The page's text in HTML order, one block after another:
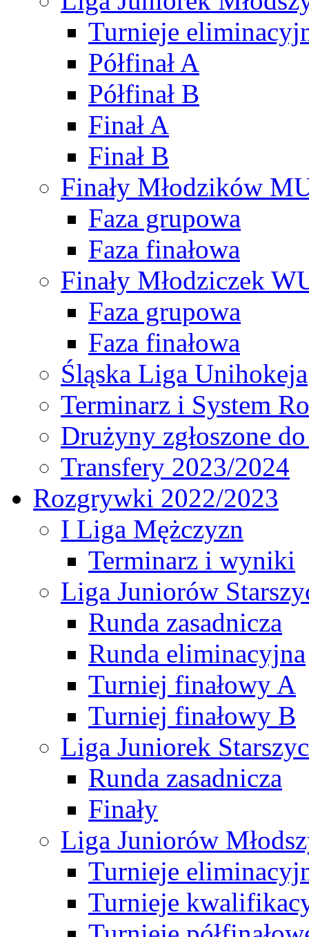
Turnieje
Półfinał A
Półfinał B
Finał A
Finał B
Finały Młodzików
Faza grupowa
Faza finałowa
Finały Młodziczek
Faza grupowa
Faza finałowa
Śląska Liga Unihokeja
Terminarz i System
Drużyny zgłoszone
Transfery 2023/2024
Rozgrywki 2022/2023
I Liga Mężczyzn
Terminarz i wyniki
Liga Juniorów
Runda zasadnicza
Runda eliminacyjna
Turniej finałowy A
Turniej finałowy B
Liga Juniorek
Runda zasadnicza
Finały
Liga Juniorów
Turnieje
Turnieje